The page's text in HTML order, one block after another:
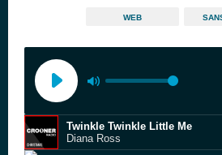
WEB
Twinkle Twinkle Little Me
Diana Ross